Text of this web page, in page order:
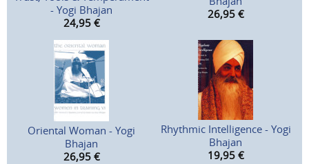
- Yogi Bhajan
24,95 €
26,95 €
Oriental Woman - Yogi
Bhajan
26,95 €
Rhythmic Intelligence - Yogi
Bhajan
19,95 €